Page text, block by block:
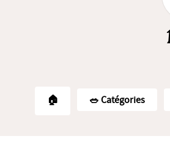
🏠 🥗️ Catégories